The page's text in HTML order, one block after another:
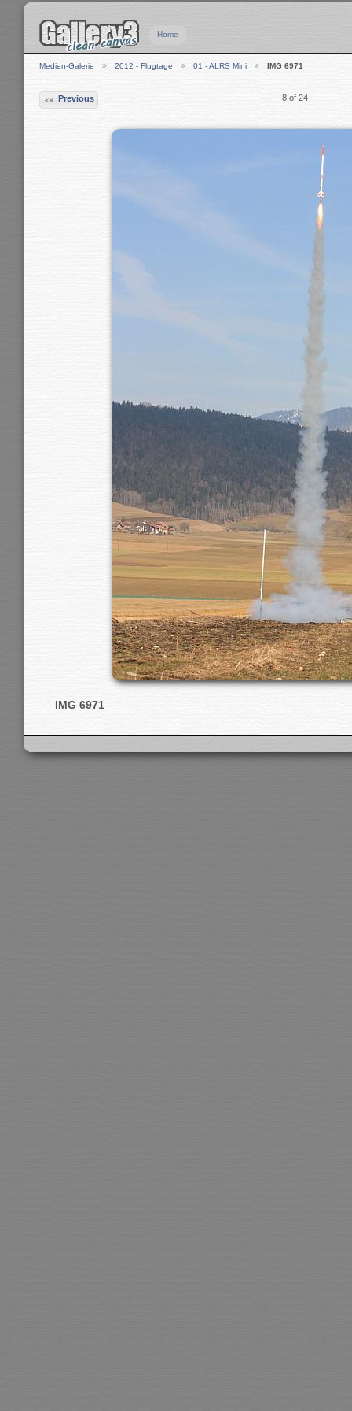
Home
Medien-Galerie 2012 - Flugtage 01 - ALRS Mini IMG 6971
Previous 8 of 24
IMG 6971